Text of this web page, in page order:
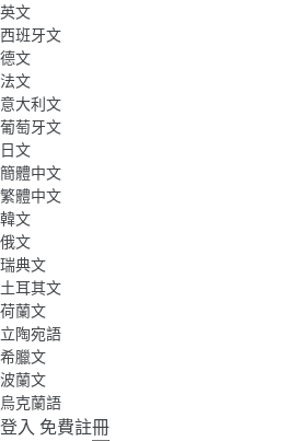
英文
西班牙文
德文
法文
意大利文
葡萄牙文
日文
簡體中文
繁體中文
韓文
俄文
瑞典文
土耳其文
荷蘭文
立陶宛語
希臘文
波蘭文
烏克蘭語
登入 免費註冊